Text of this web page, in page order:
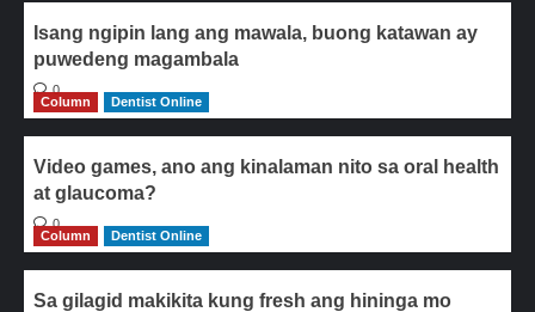
Isang ngipin lang ang mawala, buong katawan ay
puwedeng magambala
0
Column
Dentist Online
Video games, ano ang kinalaman nito sa oral health
at glaucoma?
0
Column
Dentist Online
Sa gilagid makikita kung fresh ang hininga mo